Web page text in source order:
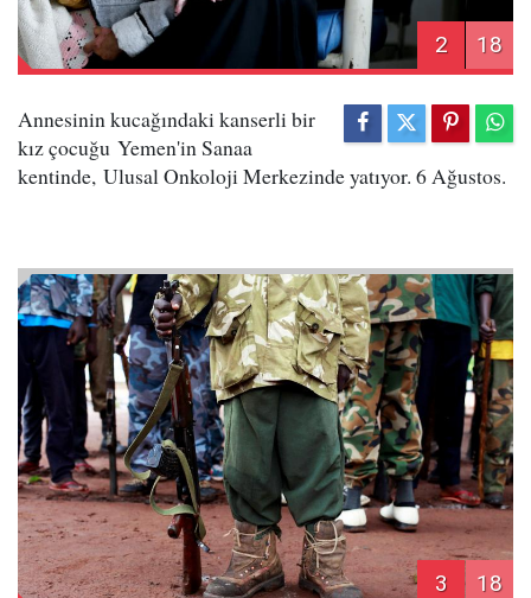
2 18
Annesinin kucağındaki kanserli bir
kız çocuğu Yemen'in Sanaa
kentinde, Ulusal Onkoloji Merkezinde yatıyor. 6 Ağustos.
3 18